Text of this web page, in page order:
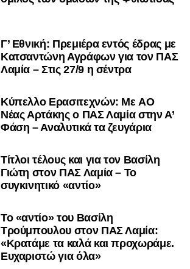
Γ’ Εθνική: Πρεμιέρα εντός έδρας με
Κατσαντώνη Αγράφων για τον ΠΑΣ
Λαμία – Στις 27/9 η σέντρα
Kύπελλο Ερασιτεχνών: Με AO
Nέας Αρτάκης ο ΠΑΣ Λαμία στην Α’
Φάση – Αναλυτικά τα ζευγάρια
Τίτλοι τέλους και για τον Βασίλη
Γιώτη στον ΠΑΣ Λαμία – Το
συγκινητικό «αντίο»
Το «αντίο» του Βασίλη
Τρούμπουλου στον ΠΑΣ Λαμία:
«Κρατάμε τα καλά και προχωράμε.
Ευχαριστώ για όλα»